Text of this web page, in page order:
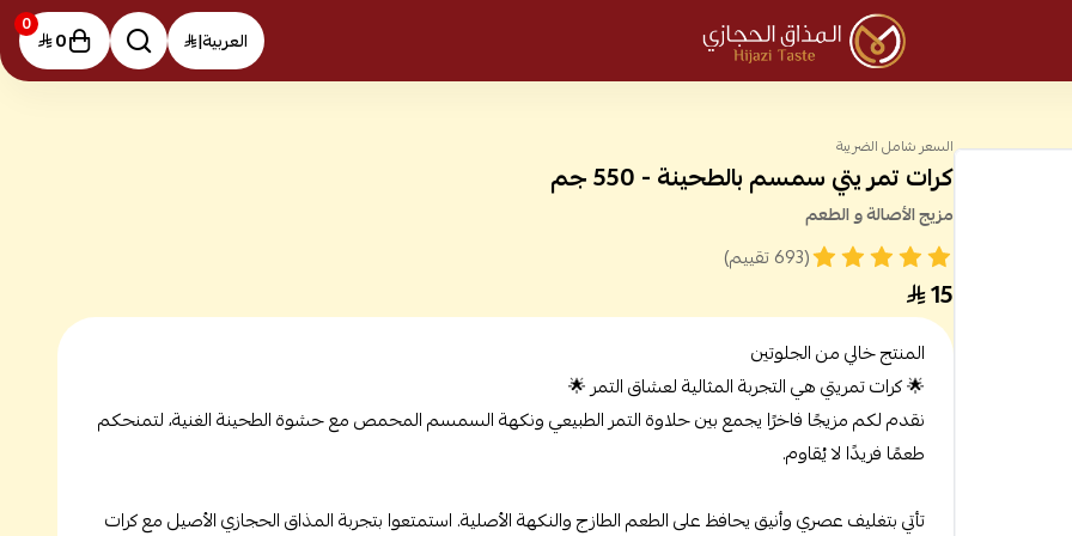
المذاق الحجازي العربية|
0 0
السعر شامل الضريبة
كرات تمر يتي سمسم بالطحينة - 550 جم
مزيج الأصالة و الطعم
(693 تقييم)
15
المنتج خالي من الجلوتين
🌟 كرات تمريتي هي التجربة المثالية لعشاق التمر 🌟
نقدم لكم مزيجًا فاخرًا يجمع بين حلاوة التمر الطبيعي ونكهة السمسم المحمص مع حشوة الطحينة الغنية، لتمنحكم
طعمًا فريدًا لا يُقاوم.
تأتي بتغليف عصري وأنيق يحافظ على الطعم الطازج والنكهة الأصلية. استمتعوا بتجربة المذاق الحجازي الأصيل مع كرات